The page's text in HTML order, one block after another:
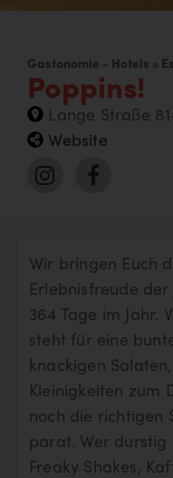
Gastonomie - Hotels »
Poppins!
Lange Straße
Website
Wir bringen Euch
Erlebnisfreude
364 Tage im Jahr.
steht für eine
knackigen
Kleinigkeiten zum
noch die richtigen
parat. Wer durstig
Freaky Shakes,